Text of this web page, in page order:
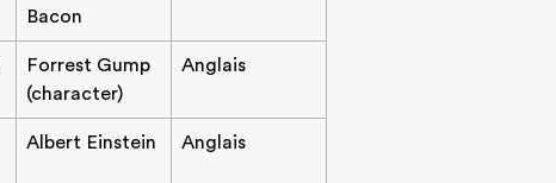
Bacon
Forrest Gump
(character)
Anglais
Albert Einstein Anglais